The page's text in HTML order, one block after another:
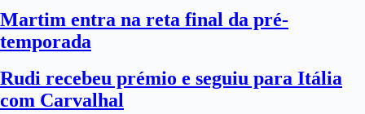
Martim entra na reta final da pré-
temporada
Rudi recebeu prémio e seguiu para Itália
com Carvalhal